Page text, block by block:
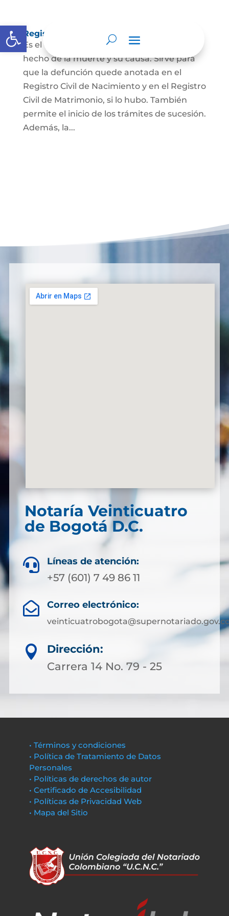
Abrir barra de herramientas
Registro Civil de Defunción
Es el documento público que prueba el
hecho de la muerte y su causa. Sirve para
que la defunción quede anotada en el
Registro Civil de Nacimiento y en el Registro
Civil de Matrimonio, si lo hubo. También
permite el inicio de los trámites de sucesión.
Además, la...
Notaría Veinticuatro
de Bogotá D.C.
 Líneas de atención:
+57 (601) 7 49 86 11
 Correo electrónico:

Dirección:
Carrera 14 No. 79 - 25
• Términos y condiciones
• Política de Tratamiento de Datos
Personales
• Políticas de derechos de autor
• Certificado de Accesibilidad
• Políticas de Privacidad Web
• Mapa del Sitio